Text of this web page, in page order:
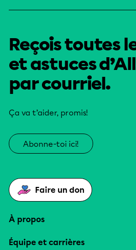
Reçois toutes
et astuces
par courriel.
Ça va t’aider, promis!
Abonne-toi ici!
Faire un don
À propos
Équipe et carrières